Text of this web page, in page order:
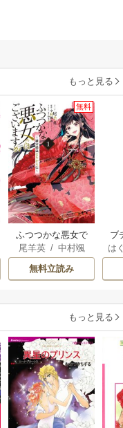
もっと見る
無料
ふつつかな悪女で
はございますが ～
雛宮蝶鼠とりかえ
伝～
尾羊英/ 中村颯
希
/ ゆき哉
無料立読み
ブ
復
は
もっと見る